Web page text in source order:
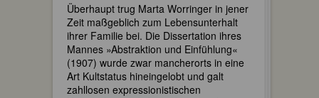
Überhaupt trug Marta Worringer in jener
Zeit maßgeblich zum Lebensunterhalt
ihrer Familie bei. Die Dissertation ihres
Mannes »Abstraktion und Einfühlung«
(1907) wurde zwar mancherorts in eine
Art Kultstatus hineingelobt und galt
zahllosen expressionistischen